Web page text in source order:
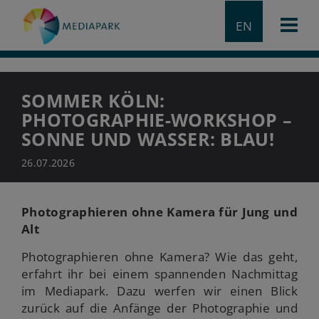
EN
SOMMER KÖLN:
PHOTOGRAPHIE-WORKSHOP –
SONNE UND WASSER: BLAU!
26.07.2026
Photographieren ohne Kamera für Jung und
Alt
Photographieren ohne Kamera? Wie das geht,
erfahrt ihr bei einem spannenden Nachmittag
im Mediapark. Dazu werfen wir einen Blick
zurück auf die Anfänge der Photographie und